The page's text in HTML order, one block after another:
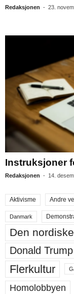
Redaksjonen - 23.
Instruksjoner
Redaksjonen - 14.
Aktivisme Andre
Danmark
Den
Donald Trump
Flerkultur
Homolobbyen